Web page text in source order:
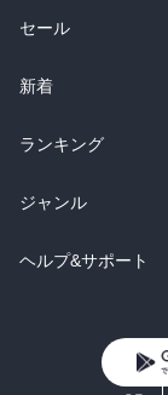
総合
ラノベ
雑誌・グラビア
BL・TL
セール
総合
ラノベ
雑誌・グラビア
BL・TL
新着
総合
ラノベ
雑誌・グラビア
ランキング
総合
ラノベ
ジャンル
コミック
ライトノベル
ヘルプ&サポート
よくあるご質問